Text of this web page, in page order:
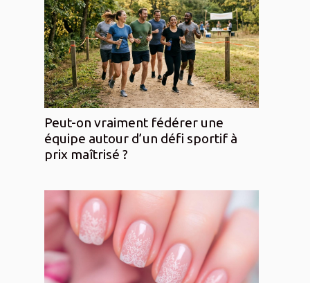
Peut-on vraiment fédérer une
équipe autour d’un défi sportif à
prix maîtrisé ?